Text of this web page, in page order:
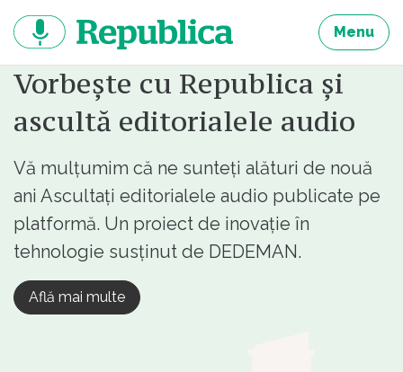
continut
Menu
Vorbește cu Republica și
ascultă editorialele audio
Vă mulțumim că ne sunteți alături de nouă
ani Ascultați editorialele audio publicate pe
platformă. Un proiect de inovație în
tehnologie susținut de DEDEMAN.
Află mai multe